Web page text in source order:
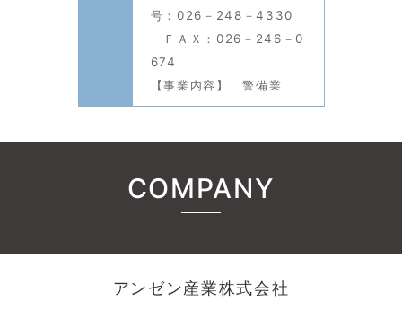
号：026－248－4330
ＦＡＸ：026－246－0
674
【事業内容】 警備業
COMPANY
アンゼン産業株式会社